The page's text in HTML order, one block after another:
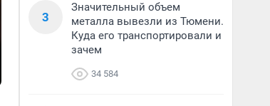
3
Значительный объем
металла вывезли из Тюмени.
Куда его транспортировали и
зачем
34 584